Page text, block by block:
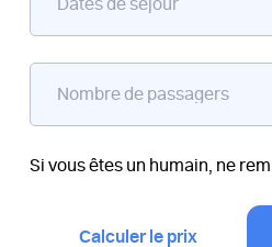
Si vous êtes un humain, ne
Calculer le prix